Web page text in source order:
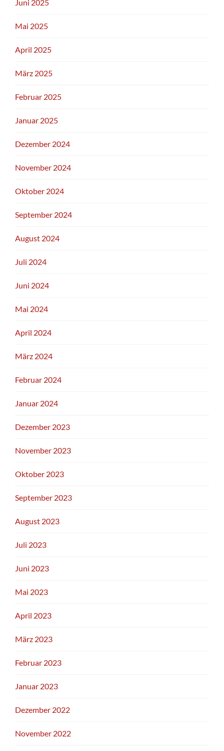
Juni 2025
Mai 2025
April 2025
März 2025
Februar 2025
Januar 2025
Dezember 2024
November 2024
Oktober 2024
September 2024
August 2024
Juli 2024
Juni 2024
Mai 2024
April 2024
März 2024
Februar 2024
Januar 2024
Dezember 2023
November 2023
Oktober 2023
September 2023
August 2023
Juli 2023
Juni 2023
Mai 2023
April 2023
März 2023
Februar 2023
Januar 2023
Dezember 2022
November 2022